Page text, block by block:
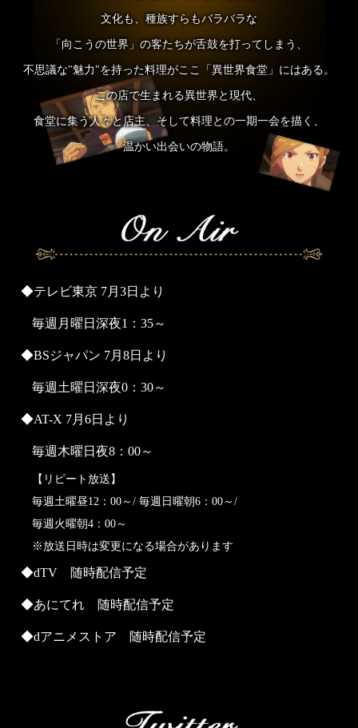
文化も、種族すらもバラバラな
「向こうの世界」の客たちが舌鼓を打ってしまう、
不思議な"魅力"を持った料理がここ「異世界食堂」にはある。
この店で生まれる異世界と現代、
食堂に集う人々と店主、そして料理との一期一会を描く、
温かい出会いの物語。
テレビ東京 7月3日より
毎週月曜日深夜1：35～
BSジャパン 7月8日より
毎週土曜日深夜0：30～
AT-X 7月6日より
毎週木曜日夜8：00～
【リピート放送】
毎週土曜昼12：00～/ 毎週日曜朝6：00～/
毎週火曜朝4：00～
※放送日時は変更になる場合があります
dTV 随時配信予定
あにてれ 随時配信予定
dアニメストア 随時配信予定